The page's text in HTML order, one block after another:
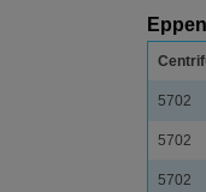
5702
5702
5702